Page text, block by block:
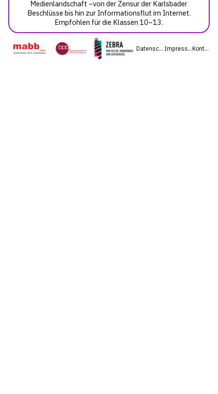
Medienlandschaft –von der Zensur der Karlsbader
Beschlüsse bis hin zur Informationsflut im Internet.
Empfohlen für die Klassen 10–13.
DatenschutzImpressum Kontakt